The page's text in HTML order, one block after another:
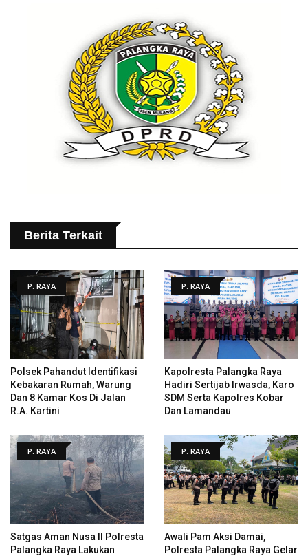
Berita Terkait
P. RAYA
Polsek Pahandut Identifikasi
Kebakaran Rumah, Warung
Dan 8 Kamar Kos Di Jalan
R.A. Kartini
P. RAYA
Kapolresta Palangka Raya
Hadiri Sertijab Irwasda, Karo
SDM Serta Kapolres Kobar
Dan Lamandau
P. RAYA
Satgas Aman Nusa II Polresta
Palangka Raya Lakukan
P. RAYA
Awali Pam Aksi Damai,
Polresta Palangka Raya Gelar